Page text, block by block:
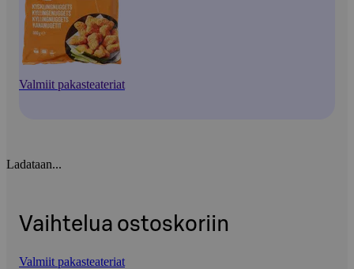
Valmiit pakasteateriat
Ladataan...
Vaihtelua ostoskoriin
Valmiit pakasteateriat